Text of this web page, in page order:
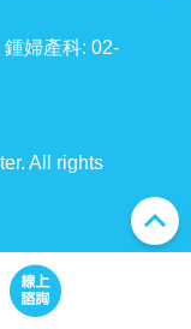
婦產科: 02-
All rights
expand_less